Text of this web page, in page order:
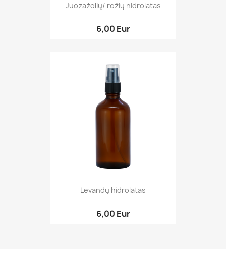
Juozažolių/ rožių hidrolatas
6,00 Eur
Levandų hidrolatas
6,00 Eur